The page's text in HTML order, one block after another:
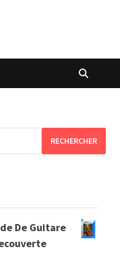
RECHERCHER
De Guitare